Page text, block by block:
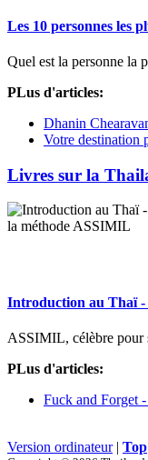
Les 10 personnes les
Quel est la personne la
PLus d'articles:
Dhanin
Votre destination
Livres sur la
Introduction au Thaï
ASSIMIL, célèbre pour
PLus d'articles:
Fuck and Forget
Version ordinateur| Top